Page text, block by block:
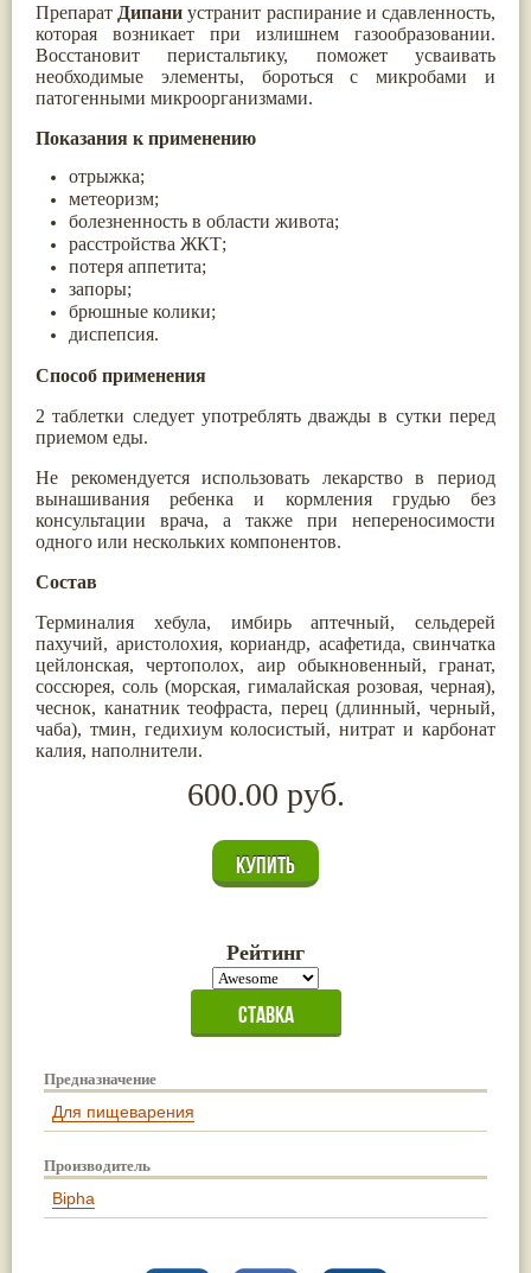
Препарат Дипани устранит распирание и сдавленность,
которая возникает при излишнем газообразовании.
Восстановит перистальтику, поможет усваивать
необходимые элементы, бороться с микробами и
патогенными микроорганизмами.
Показания к применению
отрыжка;
метеоризм;
болезненность в области живота;
расстройства ЖКТ;
потеря аппетита;
запоры;
брюшные колики;
диспепсия.
Способ применения
2 таблетки следует употреблять дважды в сутки перед
приемом еды.
Не рекомендуется использовать лекарство в период
вынашивания ребенка и кормления грудью без
консультации врача, а также при непереносимости
одного или нескольких компонентов.
Состав
Терминалия хебула, имбирь аптечный, сельдерей
пахучий, аристолохия, кориандр, асафетида, свинчатка
цейлонская, чертополох, аир обыкновенный, гранат,
соссюрея, соль (морская, гималайская розовая, черная),
чеснок, канатник теофраста, перец (длинный, черный,
чаба), тмин, гедихиум колосистый, нитрат и карбонат
калия, наполнители.
600.00 руб.
Рейтинг
Предназначение
Для пищеварения
Производитель
Bipha
Мята(8)
Пушкара
(8)
more...